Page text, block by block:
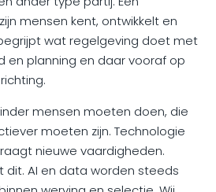
mensen kent, ontwikkelt en
wat regelgeving doet met
en planning en daar vooraf op
mensen moeten doen, die
moeten zijn. Technologie
nieuwe vaardigheden.
dit. AI en data worden steeds